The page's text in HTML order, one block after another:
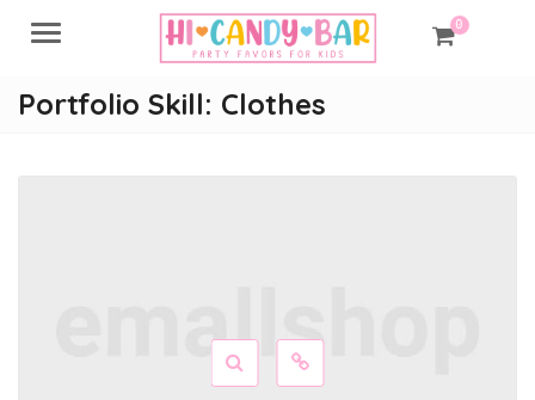
Menu 0
Portfolio Skill: Clothes